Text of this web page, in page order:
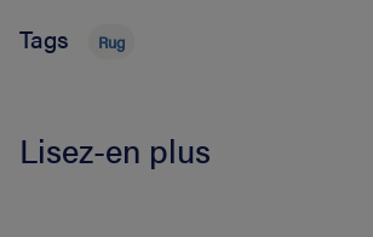
Tags Rug
Lisez-en plus